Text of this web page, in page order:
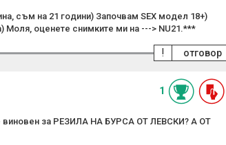
съм на 21 години) Започвам SEX модел 18+)
Моля, оценете снимките ми на ---> NU21.***
отговор
!
1
виновен за РЕЗИЛА НА БУРСА ОТ ЛЕВСКИ? А ОТ